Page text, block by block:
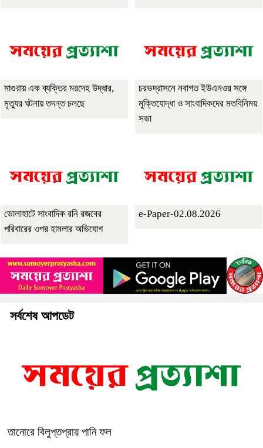
মাগুরায় এক ব্যক্তির মরদেহ উদ্ধার,
মৃত্যুর ঘটনায় তদন্ত চলছে
চরভদ্রাসনে নবাগত ইউএনওর সঙ্গে
মুক্তিযোদ্ধা ও সাংবাদিকদের মতবিনিময়
সভা
ভোলাহাটে সাংবাদিক রনি রজবের
পরিবারের ওপর হামলার অভিযোগ
e-Paper-02.08.2026
সর্বশেষ আপডেট
তানোরে বিলুপ্তপ্রায় পানি ফল